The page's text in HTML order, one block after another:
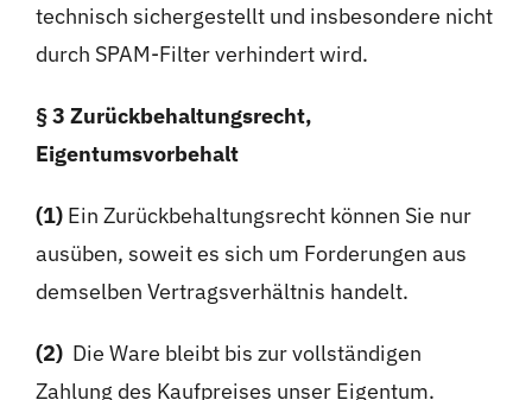
technisch sichergestellt und insbesondere nicht
durch SPAM-Filter verhindert wird.
§ 3 Zurückbehaltungsrecht,
Eigentumsvorbehalt
(1)Ein Zurückbehaltungsrecht können Sie nur
ausüben, soweit es sich um Forderungen aus
demselben Vertragsverhältnis handelt.
(2)Die Ware bleibt bis zur vollständigen
Zahlung des Kaufpreises unser Eigentum.